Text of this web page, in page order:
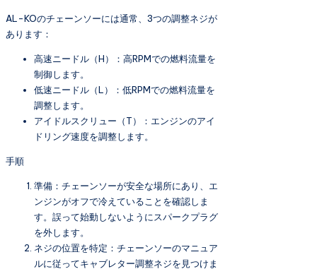
AL-KOのチェーンソーには通常、3つの調整ネジが
あります：
高速ニードル（H）：高RPMでの燃料流量を
制御します。
低速ニードル（L）：低RPMでの燃料流量を
調整します。
アイドルスクリュー（T）：エンジンのアイ
ドリング速度を調整します。
手順
準備：チェーンソーが安全な場所にあり、エ
ンジンがオフで冷えていることを確認しま
す。誤って始動しないようにスパークプラグ
を外します。
ネジの位置を特定：チェーンソーのマニュア
ルに従ってキャブレター調整ネジを見つけま